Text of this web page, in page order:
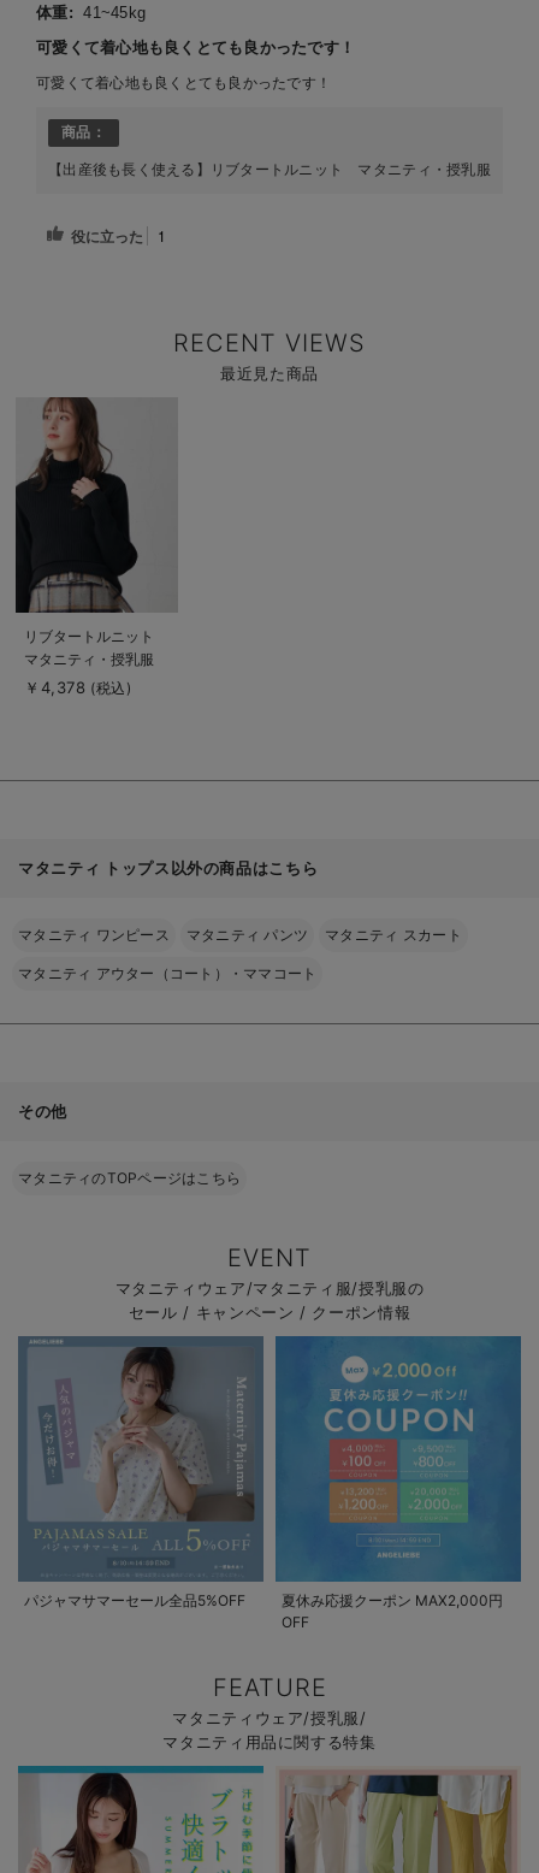
体重: 41~45kg
可愛くて着心地も良くとても良かったです！
可愛くて着心地も良くとても良かったです！
商品：
【出産後も長く使える】リブタートルニット マタニティ・授乳服
役に立った 1
RECENT VIEWS
最近見た商品
見
商
品
詳
を
リブタートルニット
マタニティ・授乳服
【出産後も長く使え
￥4,378 (税込)
マタニティ トップス以外の商品はこちら
マタニティ ワンピース マタニティ パンツ マタニティ スカート
マタニティ アウター（コート）・ママコート
その他
マタニティのTOPページはこちら
EVENT
マタニティウェア/マタニティ服/授乳服の
セール / キャンペーン / クーポン情報
パジャマサマーセール全品5%OFF
夏休み応援クーポン MAX2,000円
OFF
FEATURE
マタニティウェア/授乳服/
マタニティ用品に関する特集